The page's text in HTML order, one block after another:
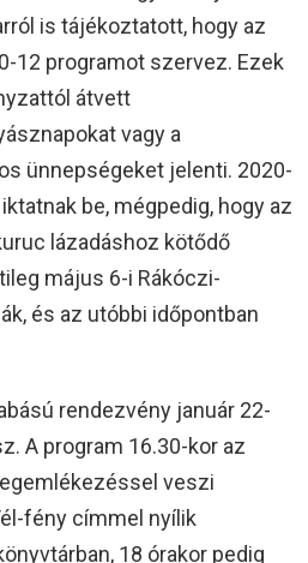
is tájékoztatott, hogy az
12 programot szervez. Ezek
átvett
vagy a
ünnepségeket jelenti. 2020-
be, mégpedig, hogy az
lázadáshoz kötődő
május 6-i Rákóczi-
és az utóbbi időpontban
rendezvény január 22-
A program 16.30-kor az
veszi
fény címmel nyílik
18 órakor pedig